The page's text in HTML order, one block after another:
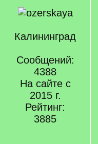
Калининград
Сообщений:
4388
На сайте с
2015 г.
Рейтинг:
3885